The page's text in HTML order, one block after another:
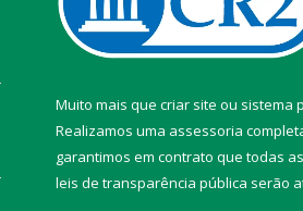
Muito mais que criar site ou sistema
Realizamos uma assessoria
garantimos em contrato que todas
leis de transparência pública serão